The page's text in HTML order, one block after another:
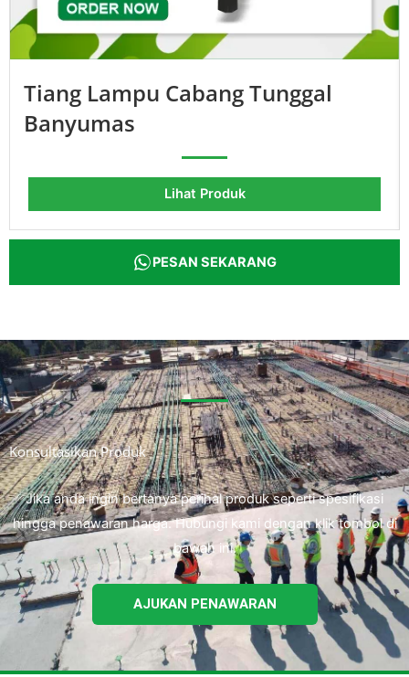
Tiang Lampu Cabang Tunggal
Banyumas
Lihat Produk
PESAN SEKARANG
Konsultasikan Produk
Jika anda ingin bertanya perihal produk seperti spesifikasi
hingga penawaran harga. Hubungi kami dengan klik tombol di
bawah ini.
AJUKAN PENAWARAN